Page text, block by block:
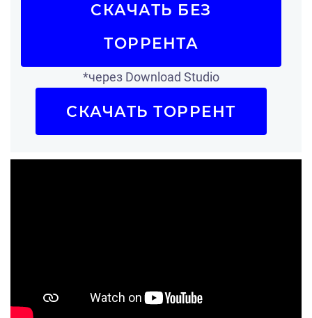
СКАЧАТЬ БЕЗ
ТОРРЕНТА
*через Download Studio
СКАЧАТЬ ТОРРЕНТ